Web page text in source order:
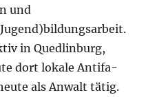
und
in Quedlinburg,
dort lokale Antifa-
als Anwalt tätig.